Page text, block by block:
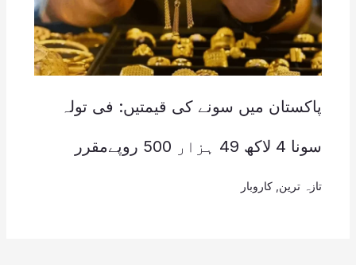
پاکستان میں سونے کی قیمتیں: فی تولہ
سونا 4 لاکھ 49 ہزار 500 روپےمقرر
تازہ ترین کاروبار